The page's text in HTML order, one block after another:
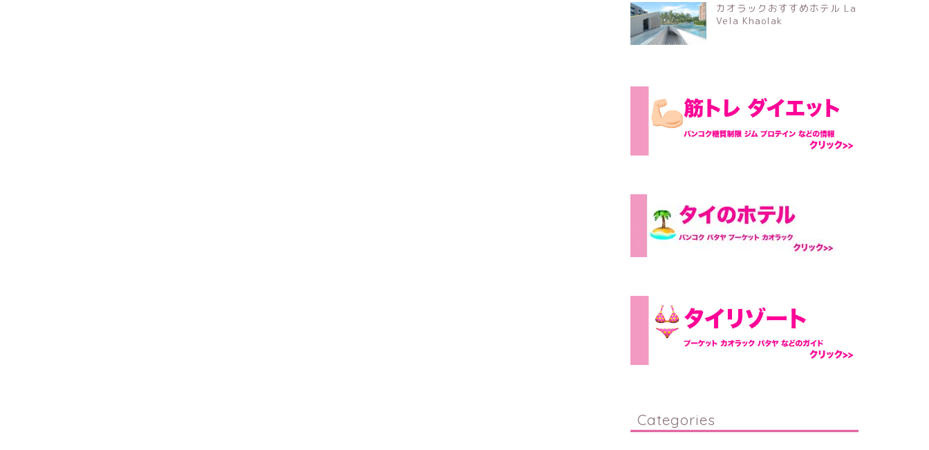
カオラックおすすめホテル La
Vela Khaolak
Categories